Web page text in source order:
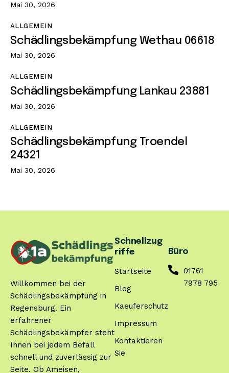
Mai 30, 2026
ALLGEMEIN
Schädlingsbekämpfung Wethau 06618
Mai 30, 2026
ALLGEMEIN
Schädlingsbekämpfung Lankau 23881
Mai 30, 2026
ALLGEMEIN
Schädlingsbekämpfung Troendel
24321
Mai 30, 2026
Willkommen bei der
Schädlingsbekämpfung in
Regensburg. Ein
erfahrener
Schädlingsbekämpfer steht
Ihnen bei jedem Befall
schnell und zuverlässig zur
Seite. Ob Ameisen,
Schnellzug
riffe
Startseite
Blog
Kaeuferschutz
Impressum
Kontaktieren
Sie
Büro
01761
7978 795